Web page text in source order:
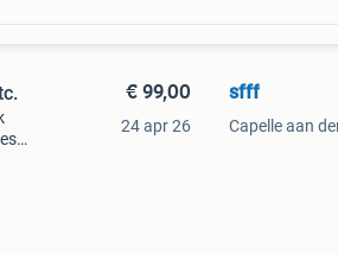
€ 99,00
24 apr 26
sfff
Capelle aan